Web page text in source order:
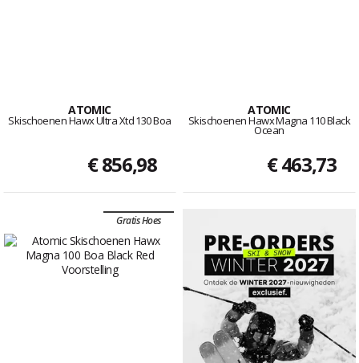
ATOMIC
Skischoenen Hawx Ultra Xtd 130 Boa
€ 856,98
ATOMIC
Skischoenen Hawx Magna 110 Black
Ocean
€ 463,73
Gratis Hoes